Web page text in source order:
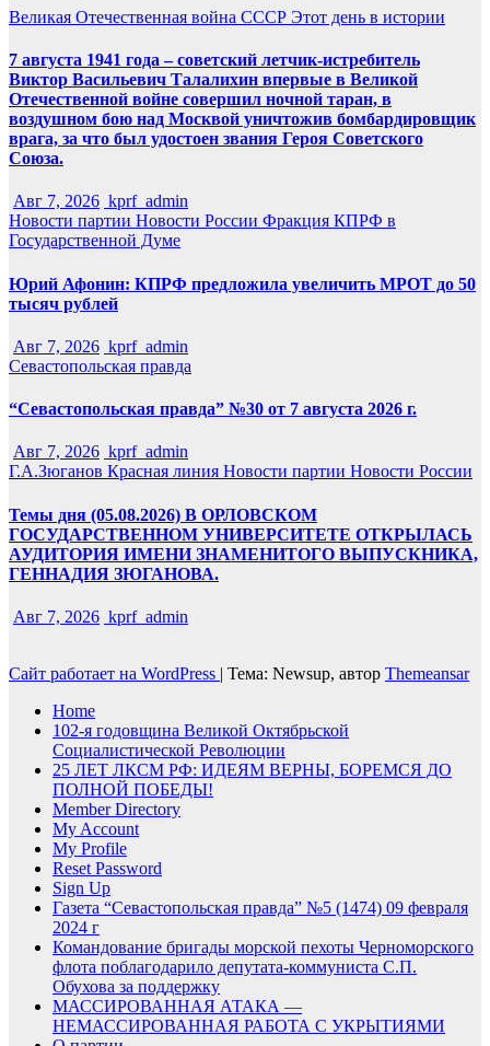
Великая Отечественная война СССР Этот день в истории
7 августа 1941 года – советский летчик-истребитель
Виктор Васильевич Талалихин впервые в Великой
Отечественной войне совершил ночной таран, в
воздушном бою над Москвой уничтожив бомбардировщик
врага, за что был удостоен звания Героя Советского
Союза.
Авг 7, 2026 kprf_admin
Новости партии Новости России Фракция КПРФ в
Государственной Думе
Юрий Афонин: КПРФ предложила увеличить МРОТ до 50
тысяч рублей
Авг 7, 2026 kprf_admin
Севастопольская правда
“Севастопольская правда” №30 от 7 августа 2026 г.
Авг 7, 2026 kprf_admin
Г.А.Зюганов Красная линия Новости партии Новости России
Темы дня (05.08.2026) В ОРЛОВСКОМ
ГОСУДАРСТВЕННОМ УНИВЕРСИТЕТЕ ОТКРЫЛАСЬ
АУДИТОРИЯ ИМЕНИ ЗНАМЕНИТОГО ВЫПУСКНИКА,
ГЕННАДИЯ ЗЮГАНОВА.
Авг 7, 2026 kprf_admin
Сайт работает на WordPress | Тема: Newsup, автор Themeansar
Home
102-я годовщина Великой Октябрьской
Социалистической Революции
25 ЛЕТ ЛКСМ РФ: ИДЕЯМ ВЕРНЫ, БОРЕМСЯ ДО
ПОЛНОЙ ПОБЕДЫ!
Member Directory
My Account
My Profile
Reset Password
Sign Up
Газета “Севастопольская правда” №5 (1474) 09 февраля
2024 г
Командование бригады морской пехоты Черноморского
флота поблагодарило депутата-коммуниста С.П.
Обухова за поддержку
МАССИРОВАННАЯ АТАКА —
НЕМАССИРОВАННАЯ РАБОТА С УКРЫТИЯМИ